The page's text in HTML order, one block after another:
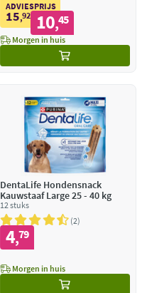
ADVIESPRIJS
15,92 10,45
Morgen in huis
DentaLife Hondensnack
Kauwstaaf Large 25 - 40 kg
12 stuks
2
4,79
Morgen in huis